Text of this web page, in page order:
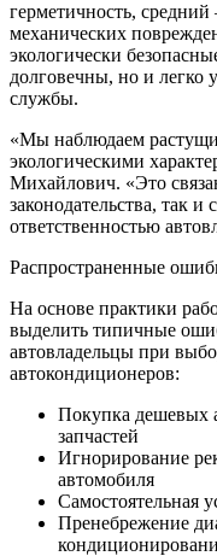
герметичность,
механических
экологически
долговечны, но и легко
службы.
«Мы наблюдаем
экологическими
Михайлович. «Это
законодательства, так и
ответственностью
Распространенные
На основе практики
выделить типичные
автовладельцы при
автокондиционеров:
Покупка дешевых
запчастей
Игнорирование
автомобиля
Самостоятельная
Пренебрежение